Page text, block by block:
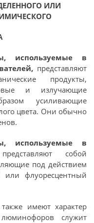
ИЛИ
используемые в
представляют
продукты,
и излучающие
усиливающие
цвета. Они обычно
используемые в
представляют собой
под действием
или флуоресцентный
имеют характер
служит